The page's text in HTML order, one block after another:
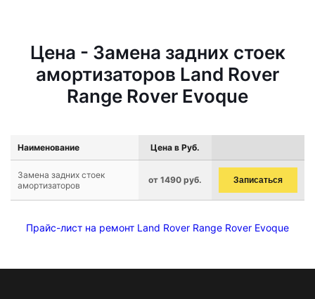
Цена - Замена задних стоек
амортизаторов Land Rover
Range Rover Evoque
Наименование Цена в Руб.
Замена задних стоек
амортизаторов
от 1490 руб. Записаться
Прайс-лист на ремонт Land Rover Range Rover Evoque